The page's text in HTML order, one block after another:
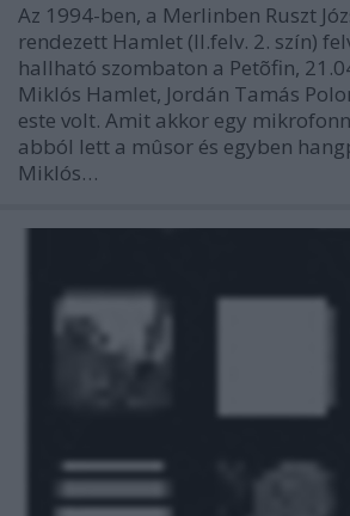
Az 1994-ben, a Merlinben Ruszt
rendezett Hamlet (II.felv. 2. szín)
hallható szombaton a Petõfin,
Miklós Hamlet, Jordán Tamás
este volt. Amit akkor egy
abból lett a mûsor és egyben
Miklós…